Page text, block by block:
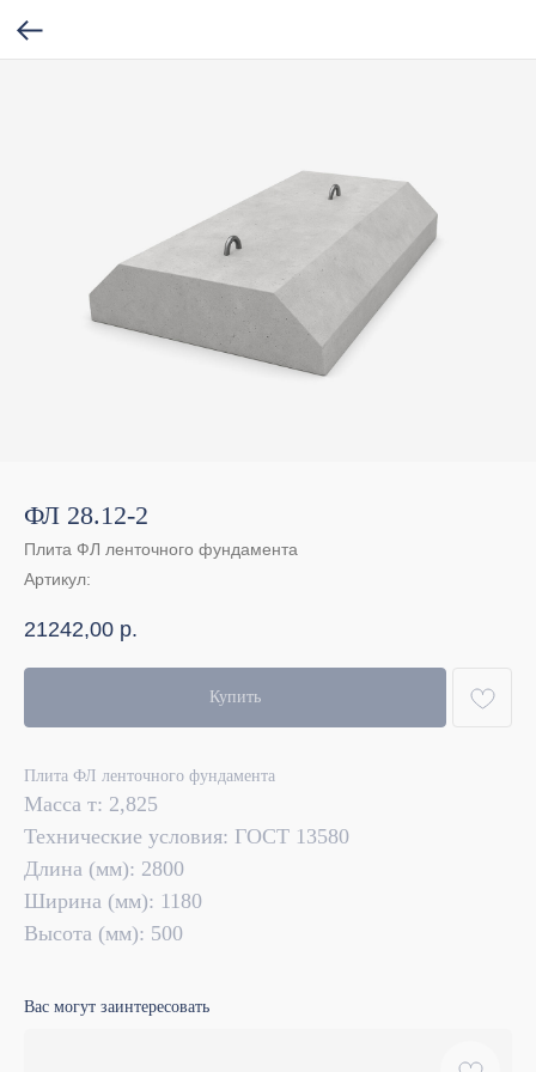
ФЛ 28.12-2
Плита ФЛ ленточного фундамента
Артикул:
21242,00 р.
Купить
Плита ФЛ ленточного фундамента
Масса т: 2,825
Технические условия: ГОСТ 13580
Длина (мм): 2800
Ширина (мм): 1180
Высота (мм): 500
Вас могут заинтересовать